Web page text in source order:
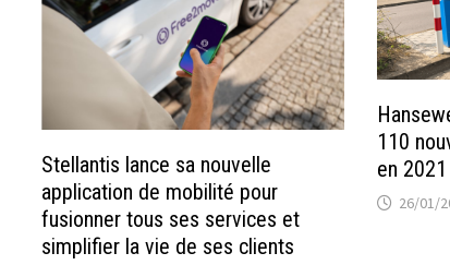
Stellantis lance sa nouvelle
application de mobilité pour
fusionner tous ses services et
simplifier la vie de ses clients
110
en 2021
26/01/